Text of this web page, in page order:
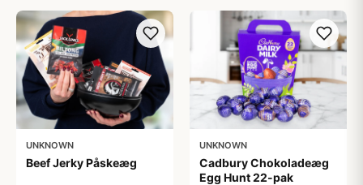
UNKNOWN
Beef Jerky Påskeæg
UNKNOWN
Cadbury Chokoladeæg
Egg Hunt 22-pak